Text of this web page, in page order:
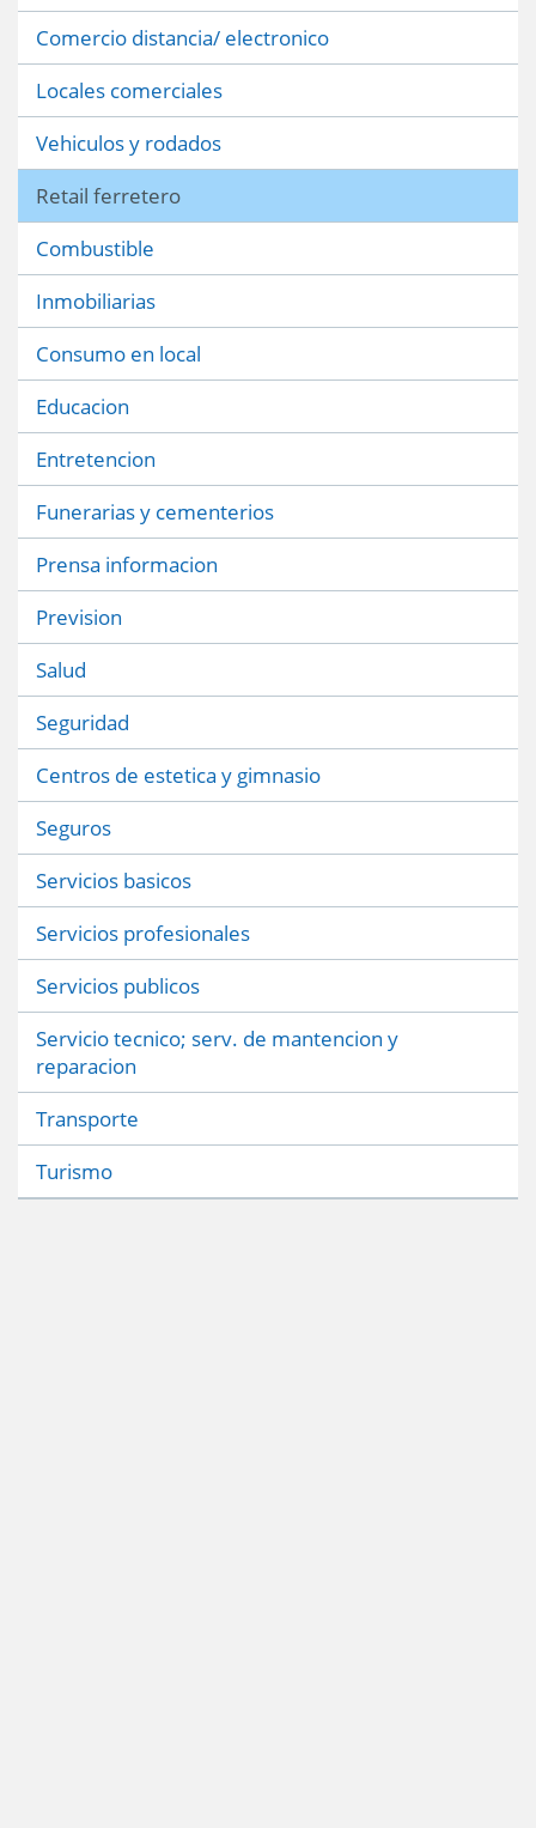
Comercio distancia/ electronico
Locales comerciales
Vehiculos y rodados
Retail ferretero
Combustible
Inmobiliarias
Consumo en local
Educacion
Entretencion
Funerarias y cementerios
Prensa informacion
Prevision
Salud
Seguridad
Centros de estetica y gimnasio
Seguros
Servicios basicos
Servicios profesionales
Servicios publicos
Servicio tecnico; serv. de mantencion y
reparacion
Transporte
Turismo